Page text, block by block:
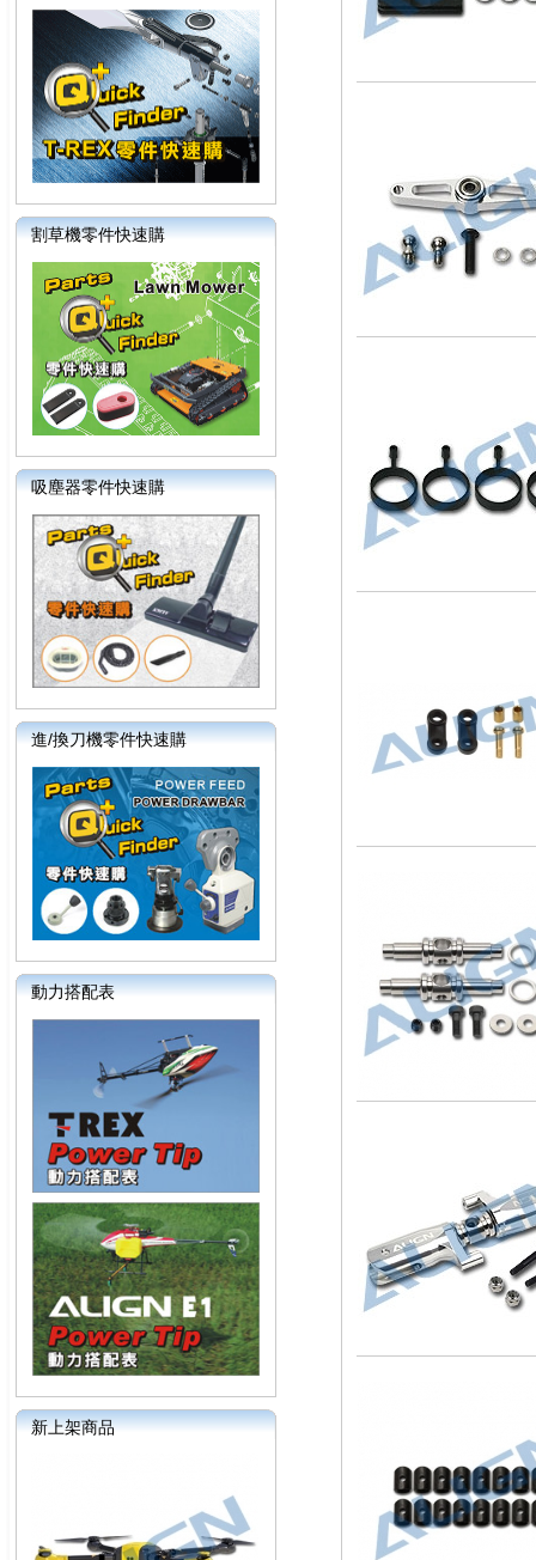
割草機零件快速購
吸塵器零件快速購
進/換刀機零件快速購
動力搭配表
新上架商品